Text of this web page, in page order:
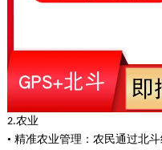
2.农业
• 精准农业管理：农民通过北